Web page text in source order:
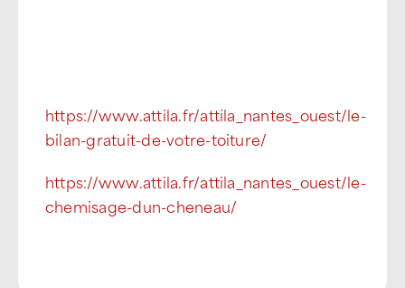
https://www.attila.fr/attila_nantes_ouest/le-
bilan-gratuit-de-votre-toiture/
https://www.attila.fr/attila_nantes_ouest/le-
chemisage-dun-cheneau/